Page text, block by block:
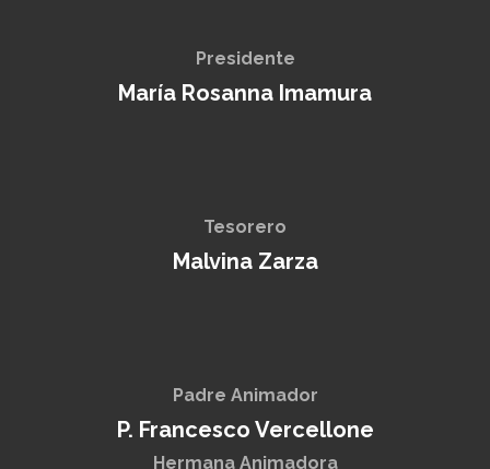
Presidente
María Rosanna Imamura
Tesorero
Malvina Zarza
Padre Animador
P. Francesco Vercellone
Hermana Animadora